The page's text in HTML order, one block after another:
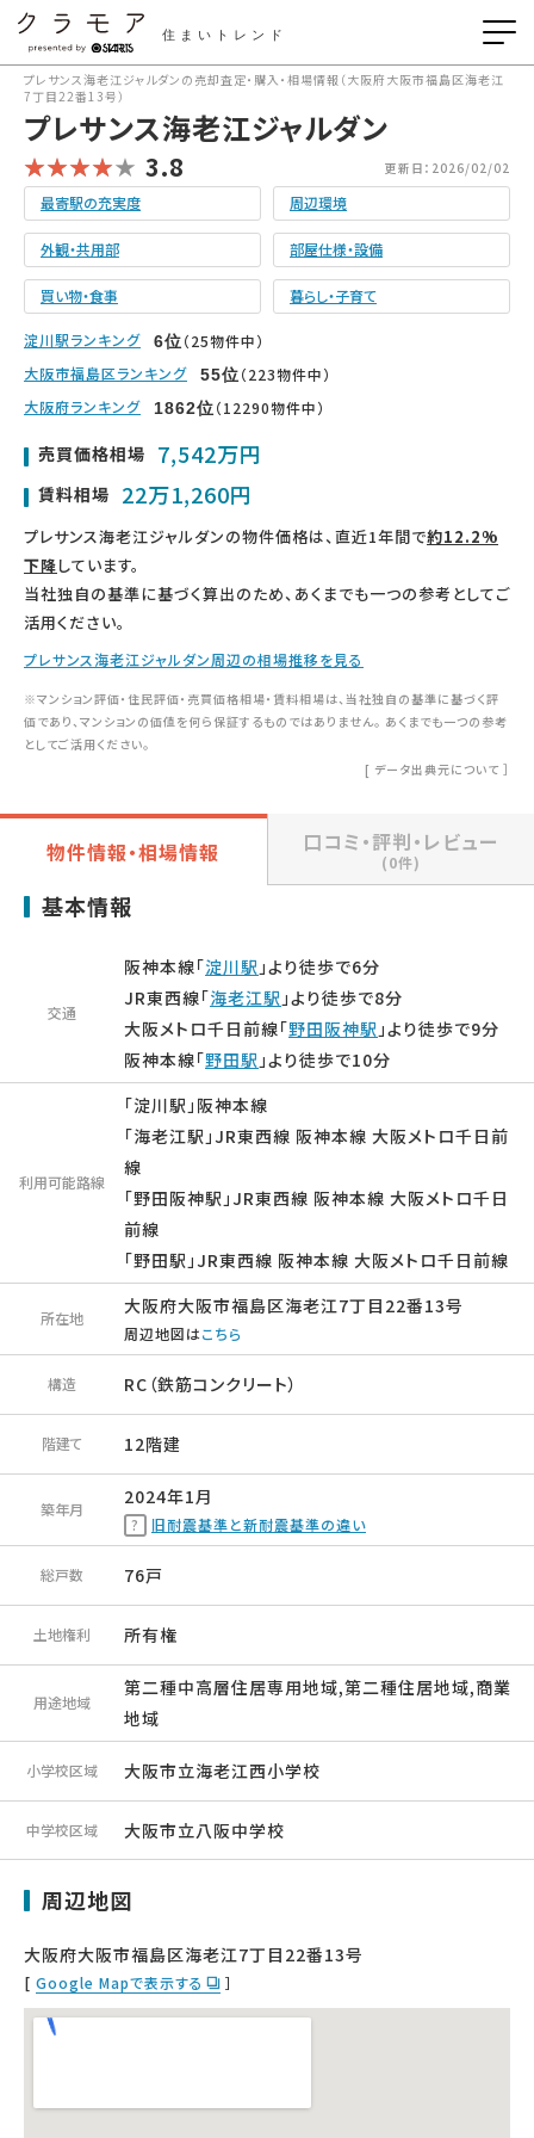
住まいトレンド
プレサンス海老江ジャルダンの売却査定・購入・相場情報（大阪府大阪市福島区海老江
7丁目22番13号）
プレサンス海老江ジャルダン
3.8 更新日：2026/02/02
最寄駅の充実度 周辺環境
外観・共用部 部屋仕様・設備
買い物・食事 暮らし・子育て
淀川駅ランキング 6位（25物件中）
大阪市福島区ランキング
55位（223物件中）
大阪府ランキング
1862位（12290物件中）
売買価格相場 7,542万円
賃料相場 22万1,260円
プレサンス海老江ジャルダンの物件価格は、直近1年間で約12.2%
下降しています。
当社独自の基準に基づく算出のため、あくまでも一つの参考としてご
活用ください。
プレサンス海老江ジャルダン周辺の相場推移を見る
※マンション評価・住民評価・売買価格相場・賃料相場は、当社独自の基準に基づく評
価であり、マンションの価値を何ら保証するものではありません。 あくまでも一つの参考
としてご活用ください。
[ データ出典元について ］
物件情報・相場情報 口コミ・評判・レビュー
(0件)
基本情報
交通
阪神本線「淀川駅」より徒歩で6分
JR東西線「海老江駅」より徒歩で8分
大阪メトロ千日前線「野田阪神駅」より徒歩で9分
阪神本線「野田駅」より徒歩で10分
利用可能路線
「淀川駅」阪神本線
「海老江駅」JR東西線 阪神本線 大阪メトロ千日前
線
「野田阪神駅」JR東西線 阪神本線 大阪メトロ千日
前線
「野田駅」JR東西線 阪神本線 大阪メトロ千日前線
所在地
大阪府大阪市福島区海老江7丁目22番13号
周辺地図はこちら
構造 RC（鉄筋コンクリート）
階建て 12階建
築年月
2024年1月
旧耐震基準と新耐震基準の違い
総戸数 76戸
土地権利 所有権
用途地域
第二種中高層住居専用地域,第二種住居地域,商業
地域
小学校区域 大阪市立海老江西小学校
中学校区域 大阪市立八阪中学校
周辺地図
大阪府大阪市福島区海老江7丁目22番13号
[ Google Mapで表示する ］